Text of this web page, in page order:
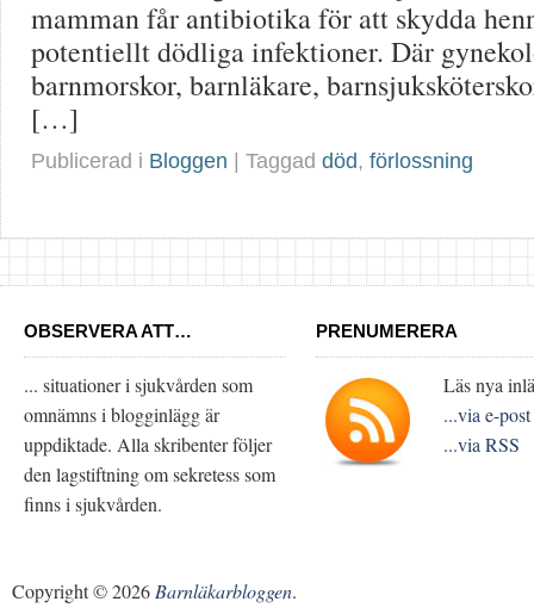
mamman får antibiotika för att skydda
potentiellt dödliga infektioner. Där
barnmorskor, barnläkare,
[…]
Publicerad i Bloggen | Taggad död, förlossning
OBSERVERA ATT…
... situationer i sjukvården som
omnämns i blogginlägg är
uppdiktade. Alla skribenter följer
den lagstiftning om sekretess som
finns i sjukvården.
PRENUMERERA
Läs nya
...via e-post
...via RSS
Copyright © 2026 Barnläkarbloggen.